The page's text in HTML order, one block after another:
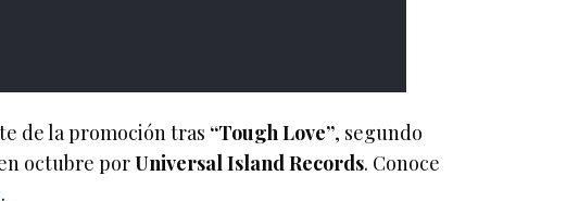
de la promoción tras “Tough Love”, segundo
octubre porUniversal Island Records. Conoce
.